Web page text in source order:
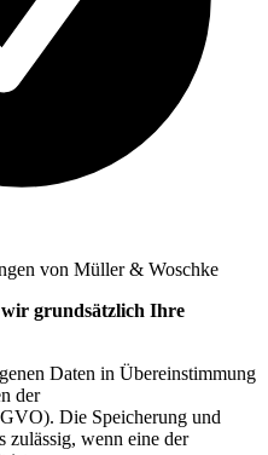
von Müller & Woschke
grundsätzlich Ihre
Daten in Übereinstimmung
der
Die Speicherung und
zulässig, wenn eine der